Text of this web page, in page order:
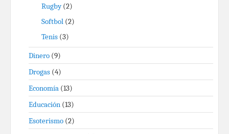
Rugby(2)
Softbol (2)
Tenis (3)
Dinero (9)
Drogas (4)
Economía (13)
Educación (13)
Esoterismo (2)